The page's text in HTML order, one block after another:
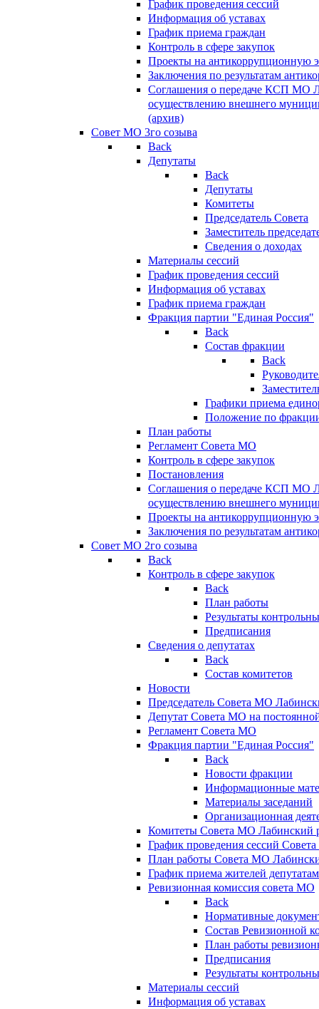
График проведения сессий
Информация об уставах
График приема граждан
Контроль в сфере закупок
Проекты на антикоррупционную
Заключения по результатам
Соглашения о передаче КСП МО
осуществлению внешнего
(архив)
Совет МО 3го созыва
Back
Депутаты
Back
Депутаты
Комитеты
Председатель Совета
Заместитель
Сведения о доходах
Материалы сессий
График проведения сессий
Информация об уставах
График приема граждан
Фракция партии "Единая Россия"
Back
Состав фракции
Back
Графики приема
Положение по
План работы
Регламент Совета МО
Контроль в сфере закупок
Постановления
Соглашения о передаче КСП МО
осуществлению внешнего
Проекты на антикоррупционную
Заключения по результатам
Совет МО 2го созыва
Back
Контроль в сфере закупок
Back
План работы
Результаты
Предписания
Сведения о депутатах
Back
Состав комитетов
Новости
Председатель Совета МО
Депутат Совета МО на
Регламент Совета МО
Фракция партии "Единая Россия"
Back
Новости фракции
Информационные
Материалы заседаний
Организационная
Комитеты Совета МО Лабинский
График проведения сессий
План работы Совета МО
График приема жителей
Ревизионная комиссия совета МО
Back
Нормативные
Состав Ревизионной
План работы
Предписания
Результаты
Материалы сессий
Информация об уставах